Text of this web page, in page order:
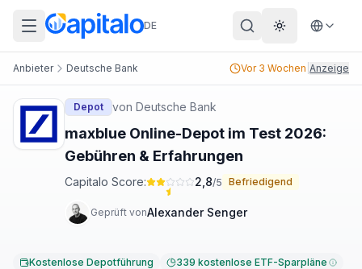
DE Theme
Anbieter Deutsche Bank Vor 3 Wochen Anzeige
Depot von Deutsche Bank
maxblue Online-Depot im Test 2026:
Gebühren & Erfahrungen
Capitalo Score: 2,8/5 Befriedigend
Geprüft vonAlexander Senger
Kostenlose Depotführung
339 kostenlose ETF-Sparpläne